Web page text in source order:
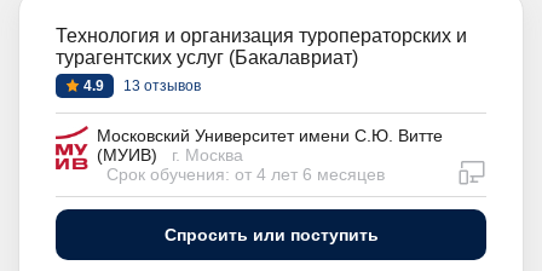
Технология и организация туроператорских и
турагентских услуг (Бакалавриат)
4.9 13 отзывов
Московский Университет имени С.Ю. Витте
(МУИВ)
г. Москва
Срок обучения: от 4 лет 6 месяцев
Спросить или поступить